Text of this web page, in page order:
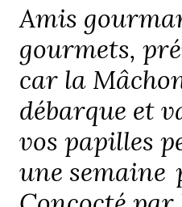
Amis
gourmets,
car la
débarque et
vos papilles
une semaine